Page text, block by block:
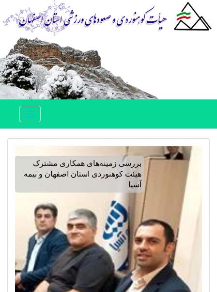
Toggle
بررسی زمینه‌های همکاری مشترک
هیئت کوهنوردی استان اصفهان و بیمه
آسیا